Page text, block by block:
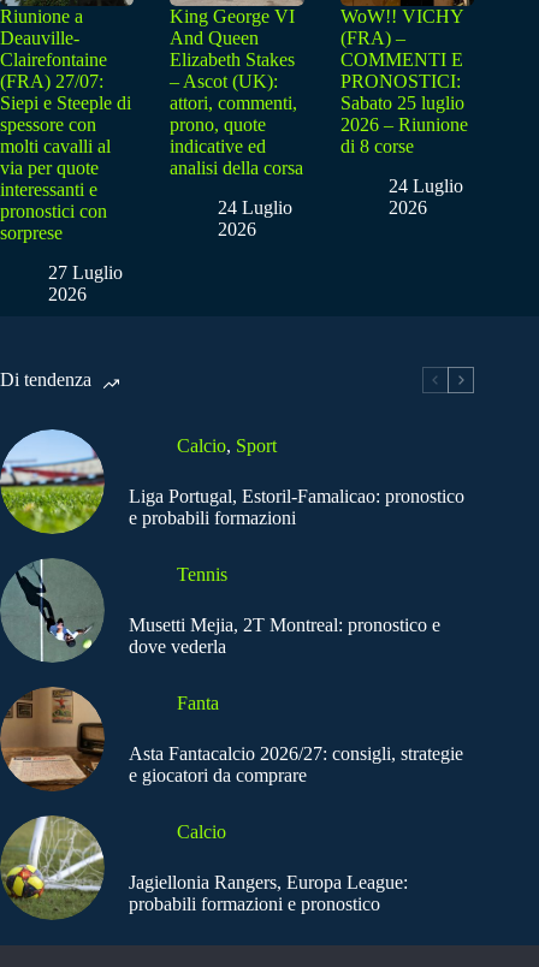
Riunione a
Deauville-
Clairefontaine
(FRA) 27/07:
Siepi e Steeple di
spessore con
molti cavalli al
via per quote
interessanti e
pronostici con
sorprese
27 Luglio
2026
King George VI
And Queen
Elizabeth Stakes
– Ascot (UK):
attori, commenti,
prono, quote
indicative ed
analisi della corsa
24 Luglio
2026
WoW!! VICHY
(FRA) –
COMMENTI E
PRONOSTICI:
Sabato 25 luglio
2026 – Riunione
di 8 corse
24 Luglio
2026
Di tendenza
Calcio, Sport
Liga Portugal, Estoril-Famalicao: pronostico
e probabili formazioni
Tennis
Musetti Mejia, 2T Montreal: pronostico e
dove vederla
Fanta
Asta Fantacalcio 2026/27: consigli, strategie
e giocatori da comprare
Calcio
Jagiellonia Rangers, Europa League:
probabili formazioni e pronostico